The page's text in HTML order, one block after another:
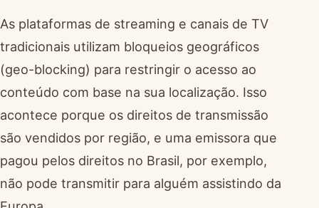
As plataformas de streaming e canais de TV
tradicionais utilizam bloqueios geográficos
(geo-blocking) para restringir o acesso ao
conteúdo com base na sua localização. Isso
acontece porque os direitos de transmissão
são vendidos por região, e uma emissora que
pagou pelos direitos no Brasil, por exemplo,
não pode transmitir para alguém assistindo da